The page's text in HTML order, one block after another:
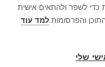
ברמות חשיבה שונות...
ברמות חשיבה שונות...
כדי לשפר ולהתאים אישית
והפרסומות.למד עוד
שלי